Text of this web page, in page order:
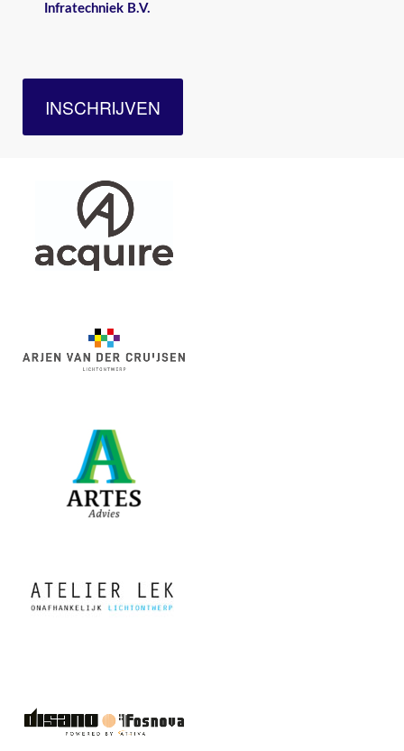
Infratechniek B.V.
INSCHRIJVEN